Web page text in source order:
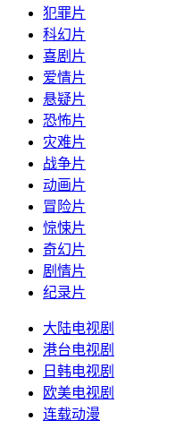
犯罪片
科幻片
喜剧片
爱情片
悬疑片
恐怖片
灾难片
战争片
动画片
冒险片
惊悚片
奇幻片
剧情片
纪录片
大陆电视剧
港台电视剧
日韩电视剧
欧美电视剧
连载动漫